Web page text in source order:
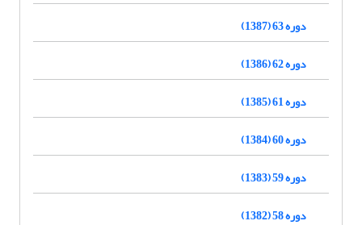
دوره 63 (1387)
دوره 62 (1386)
دوره 61 (1385)
دوره 60 (1384)
دوره 59 (1383)
دوره 58 (1382)